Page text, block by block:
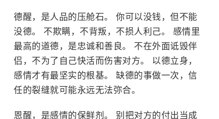
德醒，是人品的压舱石。 你可以没钱，但不能
没德。 不欺瞒，不背叛，不损人利己。 感情里
最高的道德，是忠诚和善良。 不在外面诋毁伴
侣，不为了自己快活而伤害对方。 以德立身，
感情才有最坚实的根基。 缺德的事做一次，信
任的裂缝就可能永远无法弥合。
恩醒，是感情的保鲜剂。 别把对方的付出当成